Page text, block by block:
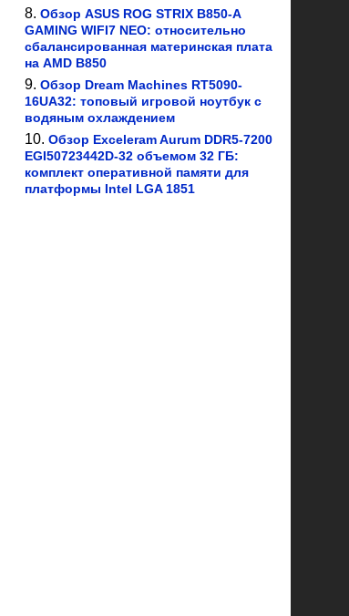
Обзор ASUS ROG STRIX B850-A
GAMING WIFI7 NEO: относительно
сбалансированная материнская плата
на AMD B850
Обзор Dream Machines RT5090-
16UA32: топовый игровой ноутбук с
водяным охлаждением
Обзор Exceleram Aurum DDR5-7200
EGI50723442D-32 объемом 32 ГБ:
комплект оперативной памяти для
платформы Intel LGA 1851